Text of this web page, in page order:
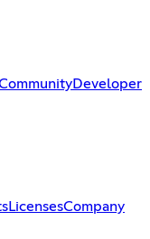
Developer
LicensesCompany